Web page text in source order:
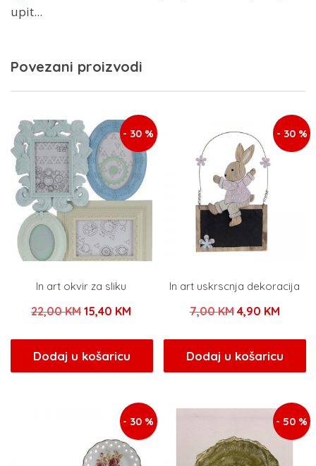
upit...
Povezani proizvodi
- 30 %
In art okvir za sliku
22,00KMIzvorna
bila
je:
15,40 KM
15,40 KM.
Dodaj u košaricu
- 30 %
In art uskrscnja dekoracija
7,00KM Izvorna
bila
je:
4,90 KM
je:
4,90
Dodaj u košaricu
- 30 % - 50 %